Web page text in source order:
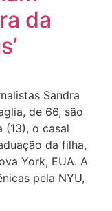
da
Sandra
de 66, são
(13), o casal
da filha,
York, EUA. A
pela NYU,